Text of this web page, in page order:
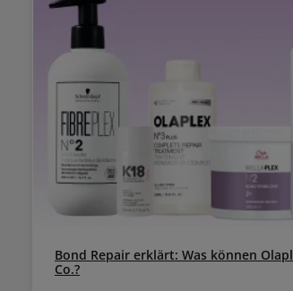
Bond Repair erklärt: Was können
Co.?